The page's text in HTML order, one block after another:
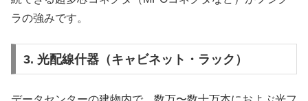
ラの強みです。
3. 光配線什器（キャビネット・ラック）